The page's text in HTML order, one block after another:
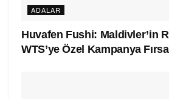
ADALAR
Huvafen Fushi: Maldivler’in
WTS’ye Özel Kampanya